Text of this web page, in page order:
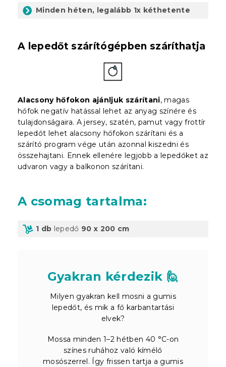
Minden héten, legalább 1x kéthetente
A lepedőt szárítógépben száríthatja
Alacsony hőfokon ajánljuk szárítani, magas
hőfok negatív hatással lehet az anyag színére és
tulajdonságaira. A jersey, szatén, pamut vagy frottír
lepedőt lehet alacsony hőfokon szárítani és a
szárító program vége után azonnal kiszedni és
összehajtani. Ennek ellenére legjobb a lepedőket az
udvaron vagy a balkonon szárítani.
A csomag tartalma:
1 db lepedő 90 x 200 cm
Gyakran kérdezik 🙋
Milyen gyakran kell mosni a gumis
lepedőt, és mik a fő karbantartási
elvek?
Mossa minden 1–2 hétben 40 °C-on
színes ruhához való kímélő
mosószerrel. Így frissen tartja a gumis